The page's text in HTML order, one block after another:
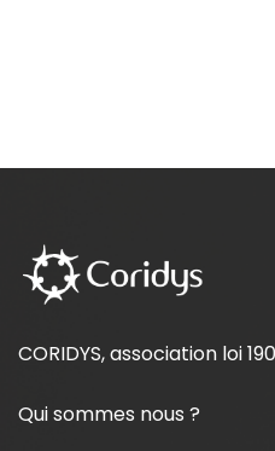
CORIDYS, association loi
Qui sommes nous ?